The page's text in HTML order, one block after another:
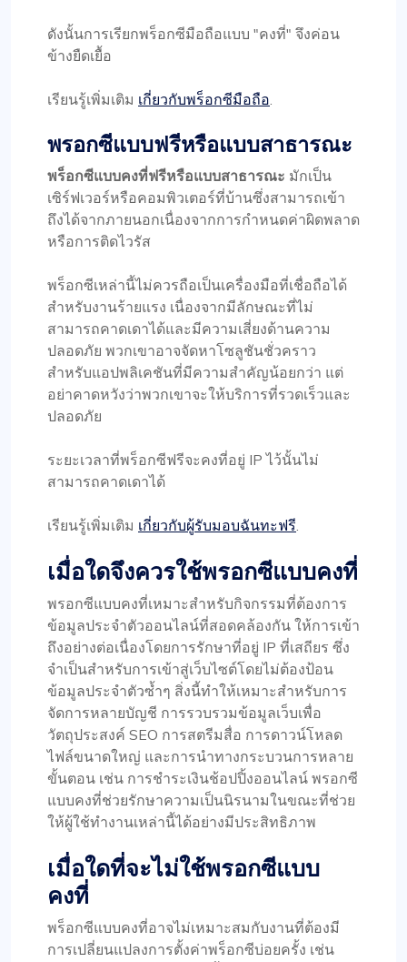
ดังนั้นการเรียกพร็อกซีมือถือแบบ "คงที่" จึงค่อน
ข้างยืดเยื้อ
เรียนรู้เพิ่มเติม เกี่ยวกับพร็อกซีมือถือ
พรอกซีแบบฟรีหรือแบบสาธารณะ
พร็อกซีแบบคงที่ฟรีหรือแบบสาธารณะ มักเป็น
เซิร์ฟเวอร์หรือคอมพิวเตอร์ที่บ้านซึ่งสามารถเข้า
ถึงได้จากภายนอกเนื่องจากการกำหนดค่าผิดพลาด
หรือการติดไวรัส
พร็อกซีเหล่านี้ไม่ควรถือเป็นเครื่องมือที่เชื่อถือได้
สำหรับงานร้ายแรง เนื่องจากมีลักษณะที่ไม่
สามารถคาดเดาได้และมีความเสี่ยงด้านความ
ปลอดภัย พวกเขาอาจจัดหาโซลูชันชั่วคราว
สำหรับแอปพลิเคชันที่มีความสำคัญน้อยกว่า แต่
อย่าคาดหวังว่าพวกเขาจะให้บริการที่รวดเร็วและ
ปลอดภัย
ระยะเวลาที่พร็อกซีฟรีจะคงที่อยู่ IP ไว้นั้นไม่
สามารถคาดเดาได้
เรียนรู้เพิ่มเติม เกี่ยวกับผู้รับมอบฉันทะฟรี
เมื่อใดจึงควรใช้พรอกซีแบบคงที่
พรอกซีแบบคงที่เหมาะสำหรับกิจกรรมที่ต้องการ
ข้อมูลประจำตัวออนไลน์ที่สอดคล้องกัน ให้การเข้า
ถึงอย่างต่อเนื่องโดยการรักษาที่อยู่ IP ที่เสถียร ซึ่ง
จำเป็นสำหรับการเข้าสู่เว็บไซต์โดยไม่ต้องป้อน
ข้อมูลประจำตัวซ้ำๆ สิ่งนี้ทำให้เหมาะสำหรับการ
จัดการหลายบัญชี การรวบรวมข้อมูลเว็บเพื่อ
วัตถุประสงค์ SEO การสตรีมสื่อ การดาวน์โหลด
ไฟล์ขนาดใหญ่ และการนำทางกระบวนการหลาย
ขั้นตอน เช่น การชำระเงินช้อปปิ้งออนไลน์ พรอกซี
แบบคงที่ช่วยรักษาความเป็นนิรนามในขณะที่ช่วย
ให้ผู้ใช้ทำงานเหล่านี้ได้อย่างมีประสิทธิภาพ
เมื่อใดที่จะไม่ใช้พรอกซีแบบ
คงที่
พร็อกซีแบบคงที่อาจไม่เหมาะสมกับงานที่ต้องมี
การเปลี่ยนแปลงการตั้งค่าพร็อกซีบ่อยครั้ง เช่น